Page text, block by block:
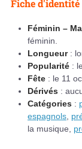
Fiche d'identité
Féminin –
féminin.
Longueur:
Popularité :
Fête : le 11
Dérivés :
Catégories :
espagnols
la musique,